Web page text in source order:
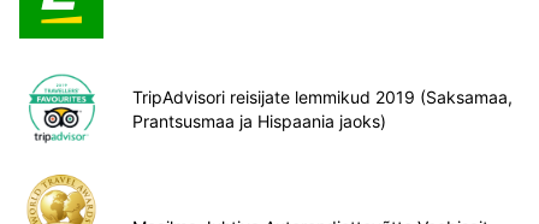
TripAdvisori reisijate lemmikud 2019 (Saksamaa,
Prantsusmaa ja Hispaania jaoks)